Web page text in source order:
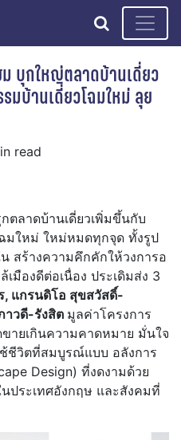
search
บุกใหญ่ตลาดบ้านเดี่ยว
มบ้านเดี่ยวโฉมใหม่ ลุย
read
กตลาดบ้านเดี่ยวเพิ่มขึ้นกับ
มใหม่ ใหม่หมดทุกจุด ทั้งรูป
สร้างความคึกคักให้วงการอ
เมืองดีต่อเนื่อง ประเดิมส่ง 3
, แกรนดิโอ สุขสวัสดิ์-
าวดี-รังสิต มูลค่าโครงการ
ายเกินความคาดหมาย มั่นใจ
ชีวิตที่สมบูรณ์แบบ อลังการ
Design) ที่งดงามด้วย
ประเทศอังกฤษ และสังคมที่